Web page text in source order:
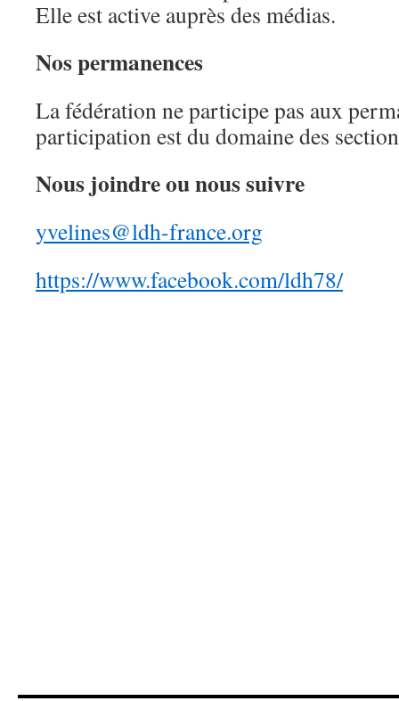
Elle est active auprès des médias.
Nos permanences
La fédération ne participe pas aux
participation est du domaine des
Nous joindre ou nous suivre
yvelines@ldh-france.org
https://www.facebook.com/ldh78/